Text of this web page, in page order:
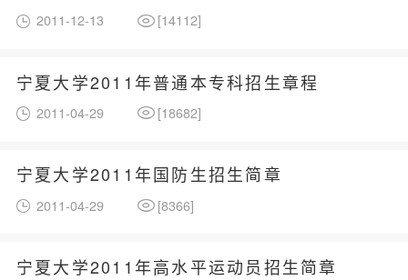
2011-12-13 [14112]
宁夏大学2011年普通本专科招生章程
2011-04-29 [18682]
宁夏大学2011年国防生招生简章
2011-04-29 [8366]
宁夏大学2011年高水平运动员招生简章